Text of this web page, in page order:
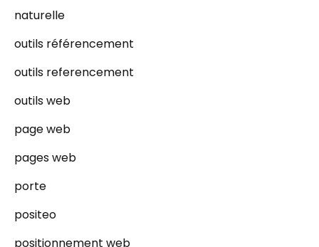
naturelle
outils référencement
outils referencement
outils web
page web
pages web
porte
positeo
positionnement web